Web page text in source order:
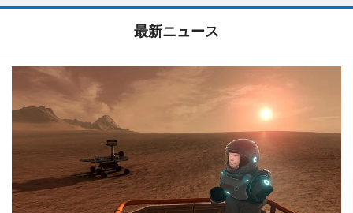
最新ニュース